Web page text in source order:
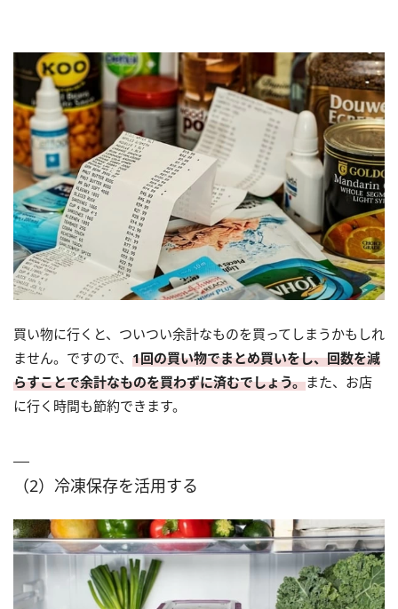
買い物に行くと、ついつい余計なものを買ってしまうかもしれ
ません。ですので、 1回の買い物でまとめ買いをし、回数を減
らすことで余計なものを買わずに済むでしょう。また、お店
に行く時間も節約できます。
（2）冷凍保存を活用する